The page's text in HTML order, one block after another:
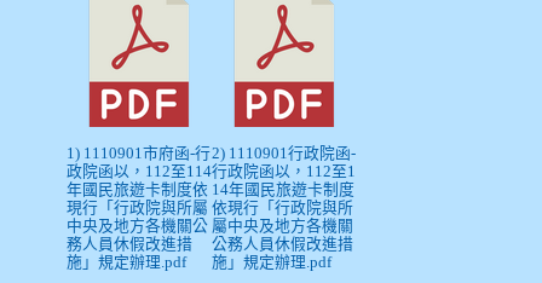
1) 1110901市府函-行
政院函以，112至114
年國民旅遊卡制度依
現行「行政院與所屬
中央及地方各機關公
務人員休假改進措
施」規定辦理.pdf
2) 1110901行政院函-
行政院函以，112至1
14年國民旅遊卡制度
依現行「行政院與所
屬中央及地方各機關
公務人員休假改進措
施」規定辦理.pdf